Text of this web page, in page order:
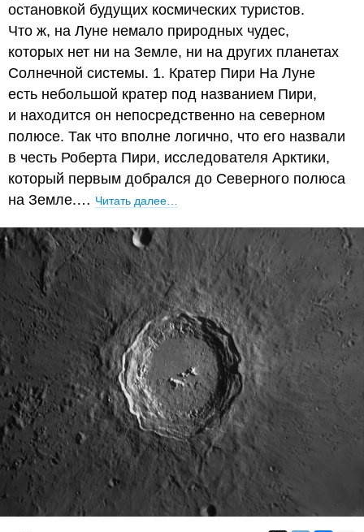
остановкой будущих космических туристов.
Что ж, на Луне немало природных чудес,
которых нет ни на Земле, ни на других планетах
Солнечной системы. 1. Кратер Пири На Луне
есть небольшой кратер под названием Пири,
и находится он непосредственно на северном
полюсе. Так что вполне логично, что его назвали
в честь Роберта Пири, исследователя Арктики,
который первым добрался до Северного полюса
на Земле.… Читать далее…